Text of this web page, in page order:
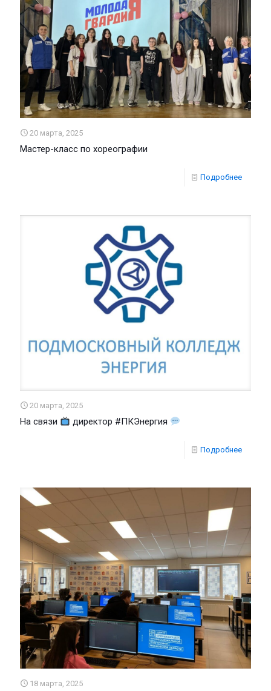
20 марта, 2025
Мастер-класс по хореографии
Подробнее
20 марта, 2025
На связи директор #ПКЭнергия
Подробнее
18 марта, 2025